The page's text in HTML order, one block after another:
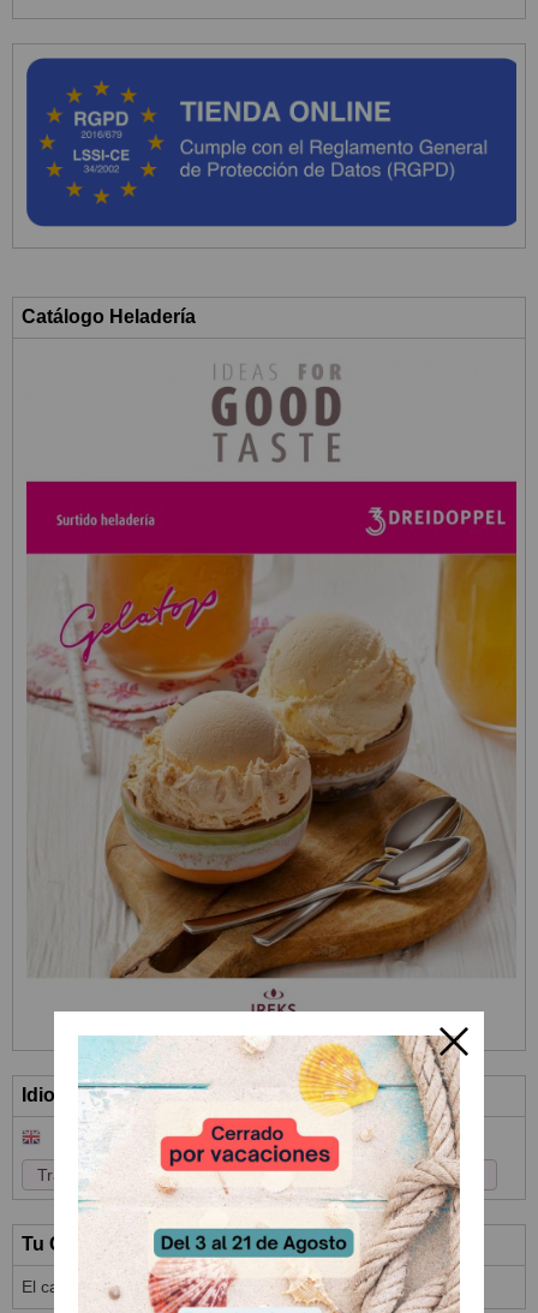
Catálogo Heladería
Idioma
Tu Carrito (0)
El carrito de la compra está vacío